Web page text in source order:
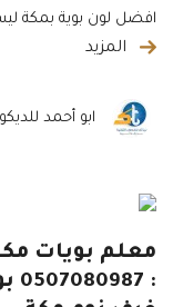
افضل لون بوية بمكة
المزيد
ابو أحمد
معلم بويات
: